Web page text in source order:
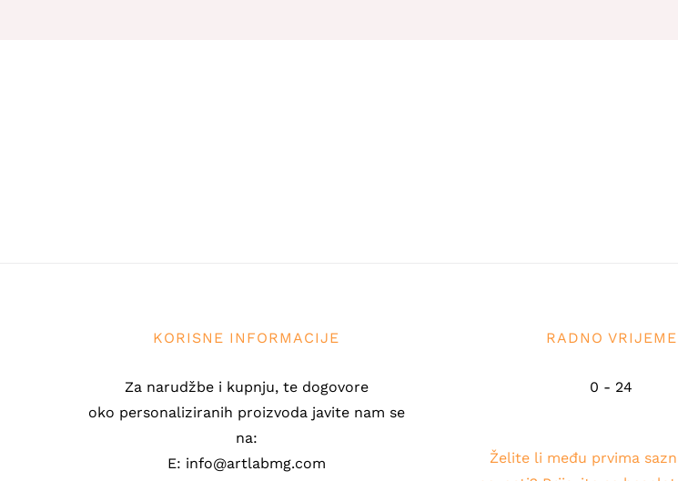
KORISNE INFORMACIJE
Za narudžbe i kupnju, te dogovore
oko personaliziranih proizvoda javite nam se
na:
E: info@artlabmg.com
RADNO VRIJEME
0 - 24
Želite li među prvima